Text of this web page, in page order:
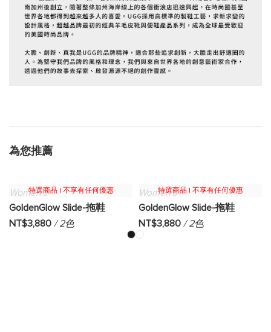
為您推薦
特選商品 | 不享有任何優惠
Women's
GoldenGlow Slide-拖鞋
NT$3,880 / 2色
特選商品 | 不享有任何優惠
Women's
GoldenGlow Slide-拖鞋
NT$3,880 / 2色